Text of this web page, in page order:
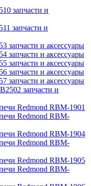
запчасти и
запчасти и
запчасти и аксессуары
запчасти и аксессуары
запчасти и аксессуары
запчасти и аксессуары
запчасти и аксессуары
запчасти и
Redmond RBM-1901
Redmond RBM-
Redmond RBM-1904
Redmond RBM-
Redmond RBM-1905
Redmond RBM-